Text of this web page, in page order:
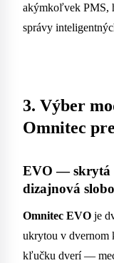
akýmkoľvek PMS,
správy
3. Výber
Omnitec
EVO — skrytá
dizajnová
Omnitec EVO je
ukrytou v dvernom
kľučku dverí —